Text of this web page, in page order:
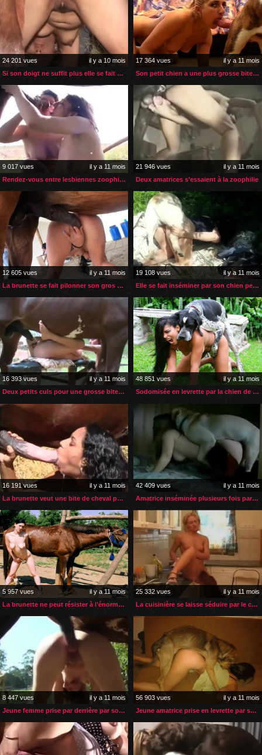
24 201 vues
il y a 10 mois
Si son doigt ne suffit plus elle se fait enculer par son cheval
17 364 vues
il y a 11 mois
Son petit chien a une plus grosse bite que celle de son mari
9 017 vues
il y a 11 mois
Rendez-vous entre lesbiennes zoophiles dans la prairie
21 946 vues
il y a 11 mois
Deux amatrices s’essaient à la zoophilie
12 605 vues
il y a 11 mois
La brunette se fait pilonner son gros cul par son cheval
19 108 vues
il y a 11 mois
Elle se fait inséminer par son chien pendant la promenade
16 393 vues
il y a 11 mois
Deux petits culs pour une grosse bite de cheval
48 851 vues
il y a 11 mois
Sodomisée en levrette par la chien de sa copine
16 191 vues
il y a 11 mois
La brunette veut une bite de cheval pour son gros cul
42 409 vues
il y a 11 mois
Amatrice inséminée plusieurs fois par son labrador
5 957 vues
il y a 11 mois
La brunette ne peut résister à l’énorme sexe de son cheval
25 332 vues
il y a 11 mois
La cuisinière se laisse séduire par le chien de ses employeurs
8 447 vues
il y a 11 mois
Jeune femme prise par derrière par son cheval
56 903 vues
il y a 11 mois
Jeune amatrice prise en levrette par son chien